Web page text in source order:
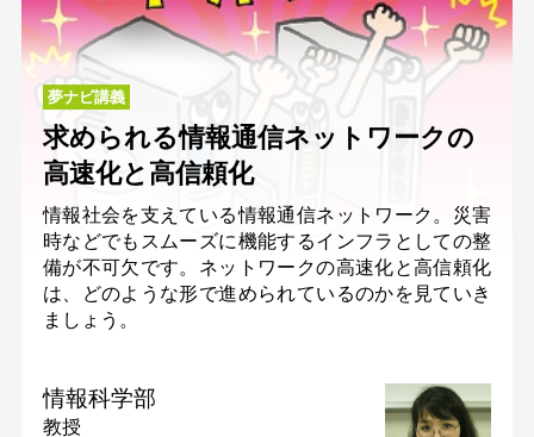
夢ナビ講義
求められる情報通信ネットワークの
高速化と高信頼化
情報社会を支えている情報通信ネットワーク。災害
時などでもスムーズに機能するインフラとしての整
備が不可欠です。ネットワークの高速化と高信頼化
は、どのような形で進められているのかを見ていき
ましょう。
情報科学部
教授